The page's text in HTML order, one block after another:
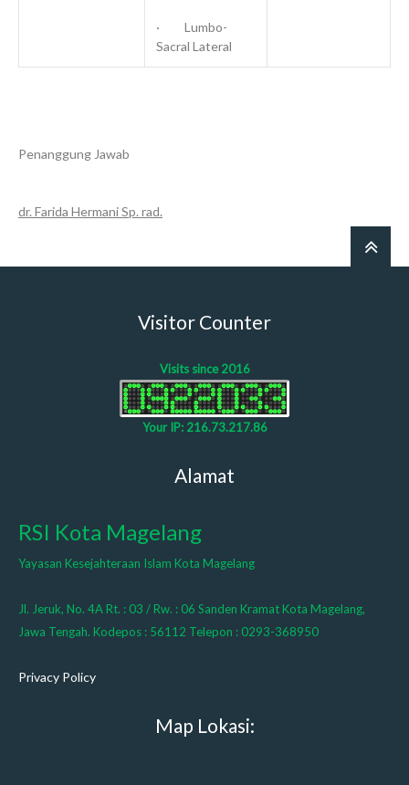
· Lumbo-
Sacral Lateral
Penanggung Jawab
dr. Farida Hermani Sp. rad.
Visitor Counter
Visits since 2016
Your IP: 216.73.217.86
Alamat
RSI Kota Magelang
Yayasan Kesejahteraan Islam Kota Magelang
Jl. Jeruk, No. 4A Rt. : 03 / Rw. : 06 Sanden Kramat Kota Magelang,
Jawa Tengah. Kodepos : 56112 Telepon : 0293-368950
Privacy Policy
Map Lokasi: